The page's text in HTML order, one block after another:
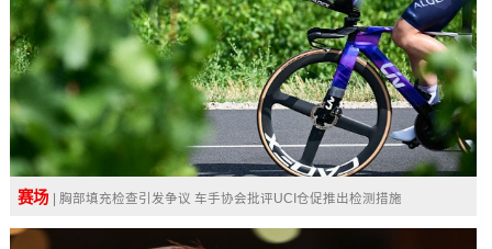
赛场 | 胸部填充检查引发争议 车手协会批评UCI仓促推出检测措施